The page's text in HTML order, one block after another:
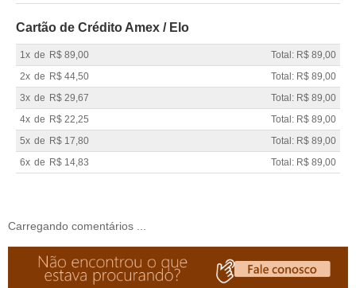
Cartão de Crédito Amex / Elo
1x de R$ 89,00
Total: R$ 89,00
2x de R$ 44,50
Total: R$ 89,00
3x de R$ 29,67
Total: R$ 89,00
4x de R$ 22,25
Total: R$ 89,00
5x de R$ 17,80
Total: R$ 89,00
6x de R$ 14,83 Total: R$ 89,00
Carregando comentários ...